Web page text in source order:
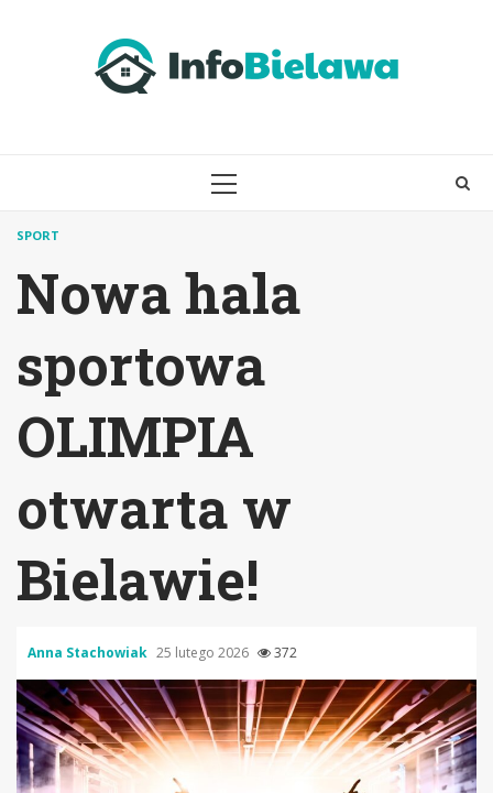
PRIMARY
SPORT
Nowa hala
sportowa
OLIMPIA
otwarta w
Bielawie!
Anna Stachowiak 25 lutego 2026 372